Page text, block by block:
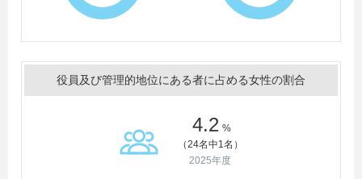
役員及び管理的地位にある者に占める女性の割合
4.2 %
（24名中1名）
2025年度